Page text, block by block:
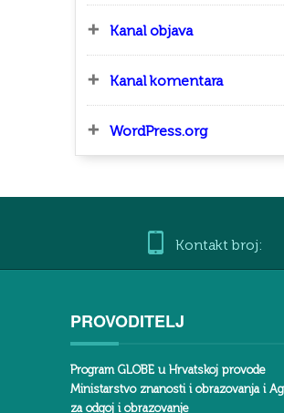
Kanal objava
Kanal komentara
WordPress.org
Kontakt broj:
PROVODITELJ
Program GLOBE u Hrvatskoj provode
Ministarstvo znanosti i obrazovanja i
za odgoj i obrazovanje